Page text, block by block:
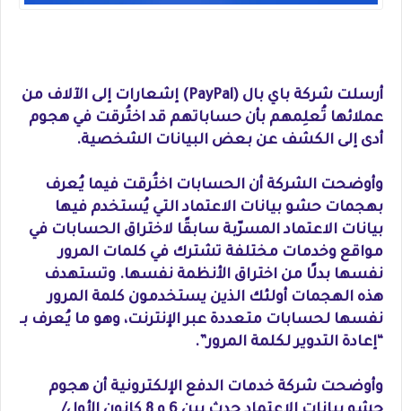
أرسلت شركة باي بال (PayPal) إشعارات إلى الآلاف من
عملائها تُعلِمهم بأن حساباتهم قد اختُرقت في هجوم
أدى إلى الكشف عن بعض البيانات الشخصية.
وأوضحت الشركة أن الحسابات اختُرقت فيما يُعرف
بهجمات حشو بيانات الاعتماد التي يُستخدم فيها
بيانات الاعتماد المسرّبة سابقًا لاختراق الحسابات في
مواقع وخدمات مختلفة تشترك في كلمات المرور
نفسها بدلًا من اختراق الأنظمة نفسها. وتستهدف
هذه الهجمات أولئك الذين يستخدمون كلمة المرور
نفسها لحسابات متعددة عبر الإنترنت، وهو ما يُعرف بـ
“إعادة التدوير لكلمة المرور”.
وأوضحت شركة خدمات الدفع الإلكترونية أن هجوم